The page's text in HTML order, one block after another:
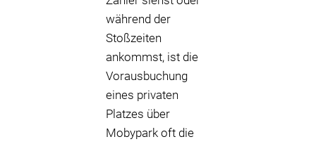
während der
Stoßzeiten
ankommst, ist die
Vorausbuchung
eines privaten
Platzes über
Mobypark oft die